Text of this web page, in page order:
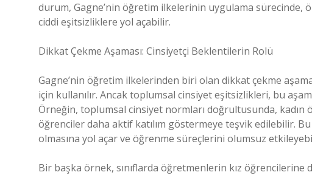
durum, Gagne’nin öğretim ilkelerinin uygulama sürecinde,
ciddi eşitsizliklere yol açabilir.
Dikkat Çekme Aşaması: Cinsiyetçi Beklentilerin Rolü
Gagne’nin öğretim ilkelerinden biri olan dikkat çekme
için kullanılır. Ancak toplumsal cinsiyet eşitsizlikleri, bu
Örneğin, toplumsal cinsiyet normları doğrultusunda,
öğrenciler daha aktif katılım göstermeye teşvik edilebilir.
olmasına yol açar ve öğrenme süreçlerini olumsuz
Bir başka örnek, sınıflarda öğretmenlerin kız